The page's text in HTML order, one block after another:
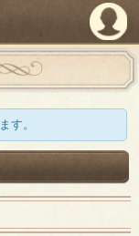
す。